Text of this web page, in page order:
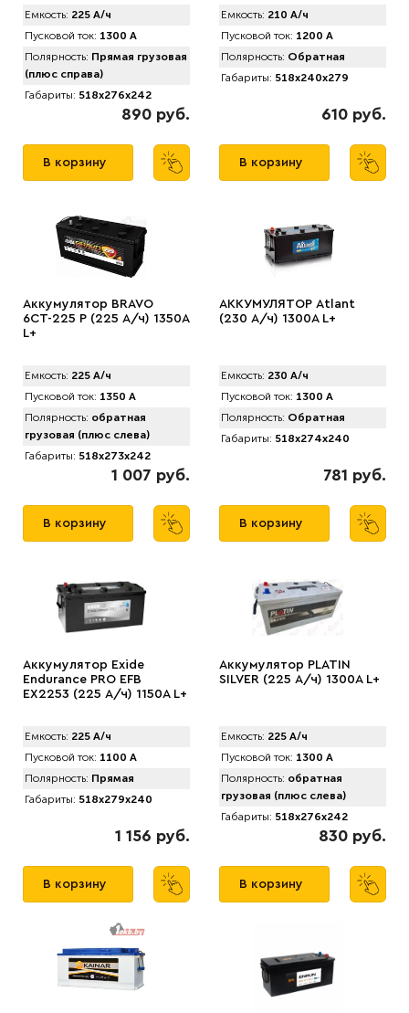
Емкость: 225 А/ч
Пусковой ток: 1300 А
Полярность: Прямая грузовая
(плюс справа)
Габариты: 518x276x242
890 руб.
В корзину
Емкость: 210 А/ч
Пусковой ток: 1200 А
Полярность: Обратная
Габариты: 518x240x279
610 руб.
В корзину
Аккумулятор BRAVO
6СТ-225 Р (225 А/ч) 1350A
L+
Емкость: 225 А/ч
Пусковой ток: 1350 А
Полярность: обратная
грузовая (плюс слева)
Габариты: 518x273x242
1 007 руб.
В корзину
АККУМУЛЯТОР Аtlant
(230 А/ч) 1300A L+
Емкость: 230 А/ч
Пусковой ток: 1300 А
Полярность: Обратная
Габариты: 518x274x240
781 руб.
В корзину
Аккумулятор Exide
Endurance PRO EFB
EX2253 (225 А/ч) 1150А L+
Емкость: 225 А/ч
Пусковой ток: 1100 А
Полярность: Прямая
Габариты: 518x279x240
1 156 руб.
В корзину
Аккумулятор PLATIN
SILVER (225 А/ч) 1300A L+
Емкость: 225 А/ч
Пусковой ток: 1300 А
Полярность: обратная
грузовая (плюс слева)
Габариты: 518x276x242
830 руб.
В корзину